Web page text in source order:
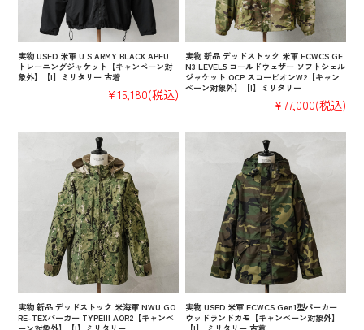
実物 USED 米軍 U.S.ARMY BLACK APFU
トレーニングジャケット【キャンペーン対
象外】【I】ミリタリー 古着
¥15,180(税込)
実物 新品 デッドストック 米軍 ECWCS GE
N3 LEVEL5 コールドウェザー ソフトシェル
ジャケット OCP スコーピオンW2【キャン
ペーン対象外】【I】ミリタリー
¥77,000(税込)
実物 新品 デッドストック 米海軍 NWU GO
RE-TEXパーカー TYPEIII AOR2【キャンペ
実物 USED 米軍 ECWCS Gen1型パーカー
ウッドランドカモ【キャンペーン対象外】